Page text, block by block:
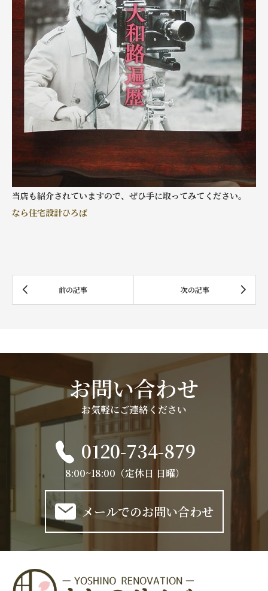
当店も紹介されていますので、ぜひ手に取ってみてください。
なら住宅設計ひろば
お問い合わせ
お気軽にご連絡ください
0120-734-879
8:00~18:00（定休日 日曜）
メールでのお問い合わせ